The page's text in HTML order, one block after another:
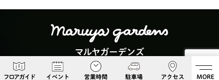
フロアガイド イベント 営業時間 駐車場 アクセス MORE
マルヤガーデンズ
〒892-0826 鹿児島県鹿児島市呉服町６−５